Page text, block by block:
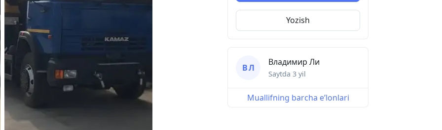
Yozish
В Л
Владимир Ли
Saytda 3 yil
Muallifning barcha eʼlonlari